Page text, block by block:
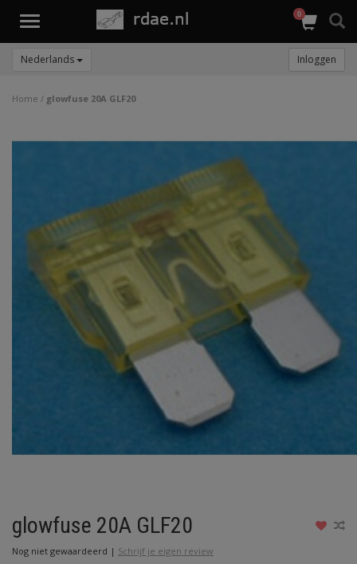
Toggle
0
Nederlands Inloggen
Home / glowfuse 20A GLF20
glowfuse 20A GLF20
Nog niet gewaardeerd | Schrijf je eigen review